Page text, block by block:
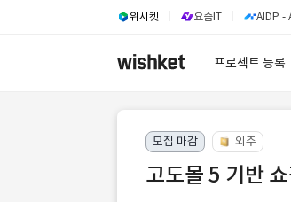
위시켓 요즘IT AIDP -
프로젝트 등록
모집 마감 외주
고도몰 5 기반